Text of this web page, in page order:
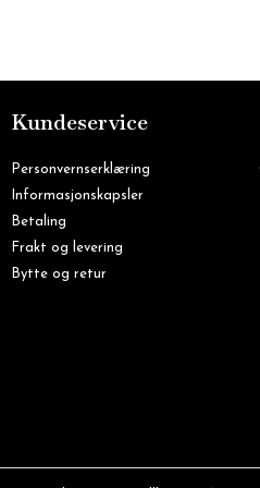
Kundeservice
Personvernserklæring
Informasjonskapsler
Betaling
Frakt og levering
Bytte og retur